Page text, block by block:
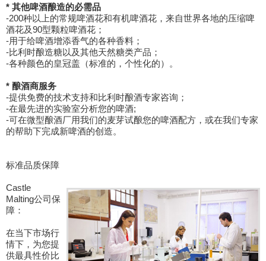
* 其他啤酒酿造的必需品
-200种以上的常规啤酒花和有机啤酒花，来自世界各地的压缩啤
酒花及90型颗粒啤酒花；
-用于给啤酒增添香气的各种香料；
-比利时酿造糖以及其他天然糖类产品；
-各种颜色的皇冠盖（标准的，个性化的）。
* 酿酒商服务
-提供免费的技术支持和比利时酿酒专家咨询；
-在最先进的实验室分析您的啤酒;
-可在微型酿酒厂用我们的麦芽试酿您的啤酒配方，或在我们专家
的帮助下完成新啤酒的创造。
标准品质保障
Castle
Malting公司保
障：
在当下市场行
情下，为您提
供最具性价比